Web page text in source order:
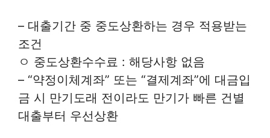
– 대출기간 중 중도상환하는 경우 적용받는
조건
ㅇ 중도상환수수료 : 해당사항 없음
– “약정이체계좌” 또는 “결제계좌”에 대금입
금 시 만기도래 전이라도 만기가 빠른 건별
대출부터 우선상환